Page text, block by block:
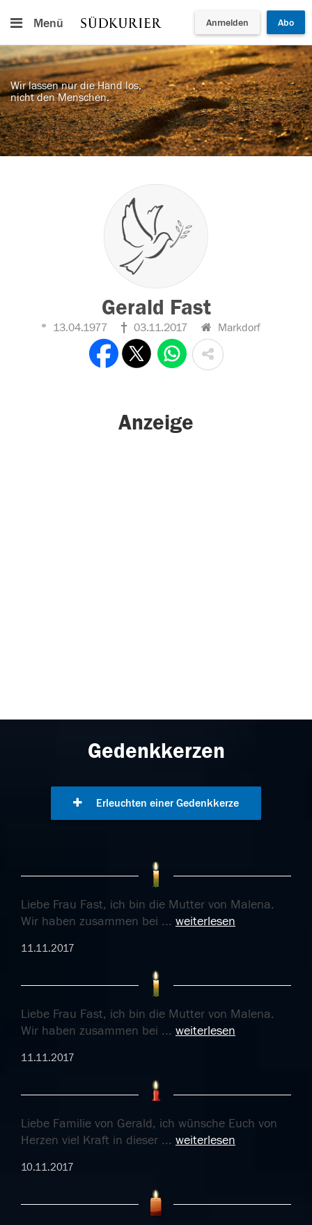
Menü Anmelden Abo
Wir lassen nur die Hand los,
nicht den Menschen.
Gerald Fast
13.04.1977 03.11.2017 Markdorf
Anzeige
Gedenkkerzen
Erleuchten einer Gedenkkerze
Liebe Frau Fast, ich bin die Mutter von Malena.
Wir haben zusammen bei ... weiterlesen
11.11.2017
Liebe Frau Fast, ich bin die Mutter von Malena.
Wir haben zusammen bei ... weiterlesen
11.11.2017
Liebe Familie von Gerald, ich wünsche Euch von
Herzen viel Kraft in dieser ... weiterlesen
10.11.2017